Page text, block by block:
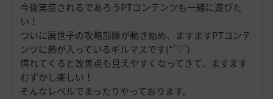
入
今後実装されるであろうPTコンテンツも一緒に遊びた
い！
ついに廃世子の攻略部隊が動き始め、ますますPTコンテ
ンツに熱が入っているギルマスです(*'▽')
慣れてくると改善点も見えやすくなってきて、ますます
むずかし楽しい！
そんなレベルでまったりやっております。